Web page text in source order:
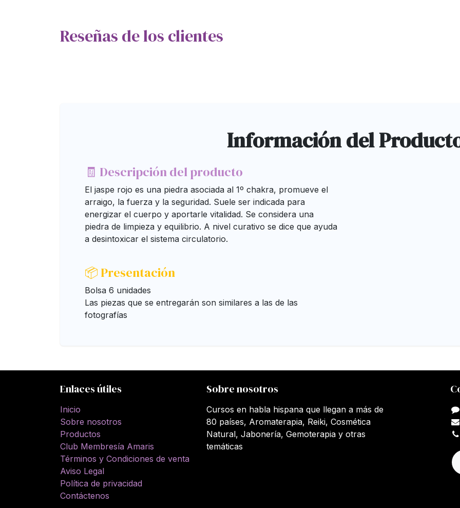
Reseñas de los clientes
Información del
🧾 Descripción del producto
El jaspe rojo es una piedra asociada al 1º chakra, promueve el
arraigo, la fuerza y la seguridad. Suele ser indicada para
energizar el cuerpo y aportarle vitalidad. Se considera una
piedra de limpieza y equilibrio. A nivel curativo se dice que ayuda
a desintoxicar el sistema circulatorio.
📦 Presentación
Bolsa 6 unidades
Las piezas que se entregarán son similares a las de las
fotografías
Enlaces útiles
Inicio
Sobre nosotros
Productos
Club Membresía Amaris
Términos y Condiciones de venta
Aviso Legal
Política de privacidad
Contáctenos
Sobre nosotros
Cursos en habla hispana que llegan a más de
80 países, Aromaterapia, Reiki, Cosmética
Natural, Jabonería, Gemoterapia y otras
temáticas